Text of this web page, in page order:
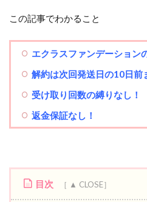
この記事でわかること
エクラスファンデーション
解約は次回発送日の10日前
受け取り回数の縛りなし！
返金保証なし！
目次